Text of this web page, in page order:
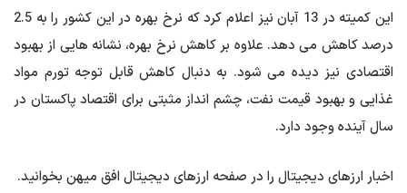
این کمیته در 13 آبان نیز اعلام کرد که نرخ بهره در این کشور را به 2.5
درصد کاهش می دهد. علاوه بر کاهش نرخ بهره، نشانه هایی از بهبود
اقتصادی نیز دیده می شود. به دنبال کاهش قابل توجه تورم مواد
غذایی و بهبود قیمت نفت، چشم انداز مثبتی برای اقتصاد پاکستان در
سال آینده وجود دارد.
اخبار ارزهای دیجیتال را در صفحه ارزهای دیجیتال افق میهن بخوانید.